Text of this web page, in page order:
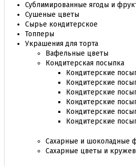
Сублимированные ягоды и
Сушеные цветы
Сырье кондитерское
Топперы
Украшения для торта
Вафельные цветы
Кондитерская посыпка
Кондитерские
Кондитерские
Кондитерские
Кондитерские
Кондитерские
Кондитерские
Сахарные и шоколадные
Сахарные цветы и